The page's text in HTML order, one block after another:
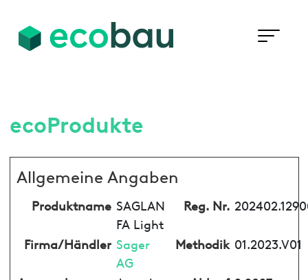
ecoProdukte
Allgemeine Angaben
Produktname SAGLAN
FA Light
Reg. Nr.
Firma/Händler Sager
AG
Methodik 01.2023.V01